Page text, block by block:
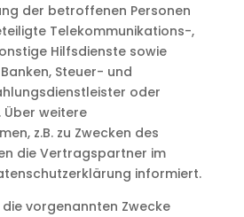
der betroffenen Personen
Telekommunikations-,
Hilfsdienste sowie
Steuer- und
oder
weitere
z.B. zu Zwecken des
die Vertragspartner im
informiert.
vorgenannten Zwecke